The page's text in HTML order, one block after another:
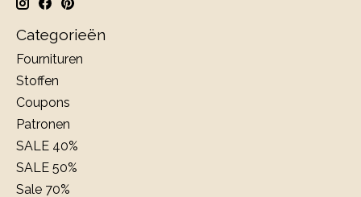
Categorieën
Fournituren
Stoffen
Coupons
Patronen
SALE 40%
SALE 50%
Sale 70%